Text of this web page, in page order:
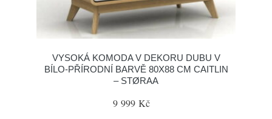
VYSOKÁ KOMODA V DEKORU DUBU V
BÍLO-PŘÍRODNÍ BARVĚ 80X88 CM CAITLIN
– STØRAA
9 999 Kč